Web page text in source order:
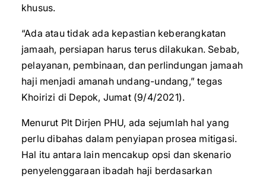
khusus.
“Ada atau tidak ada kepastian keberangkatan
jamaah, persiapan harus terus dilakukan. Sebab,
pelayanan, pembinaan, dan perlindungan jamaah
haji menjadi amanah undang-undang,” tegas
Khoirizi di Depok, Jumat (9/4/2021).
Menurut Plt Dirjen PHU, ada sejumlah hal yang
perlu dibahas dalam penyiapan prosea mitigasi.
Hal itu antara lain mencakup opsi dan skenario
penyelenggaraan ibadah haji berdasarkan